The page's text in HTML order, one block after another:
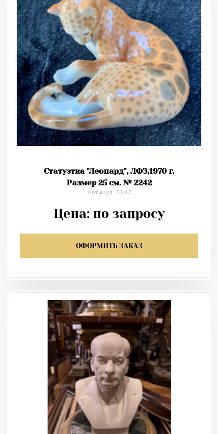
Статуэтка "Леопард", ЛФЗ,1970 г.
Размер 25 см. № 2242
Артикул: 2242
Цена: по запросу
ОФОРМИТЬ ЗАКАЗ